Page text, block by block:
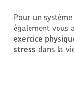
Pour un
également vous
exercice
stress dans la